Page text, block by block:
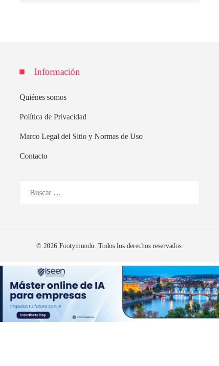
Información
Quiénes somos
Política de Privacidad
Marco Legal del Sitio y Normas de Uso
Contacto
© 2026 Footymundo. Todos los derechos reservados.